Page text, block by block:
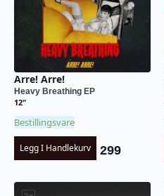
Arre! Arre!
Heavy Breathing EP
12"
Bestillingsvare
Legg I Handlekurv 299